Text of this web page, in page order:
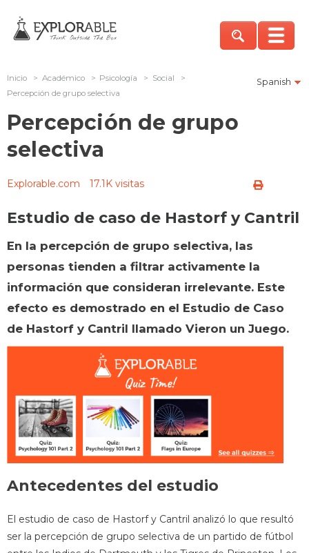
Spanish
Inicio > Académico > Psicología > Social
>
Percepción de grupo selectiva
Percepción de grupo
selectiva
Explorable.com 17.1K visitas
Estudio de caso de Hastorf y Cantril
En la percepción de grupo selectiva, las
personas tienden a filtrar activamente la
información que consideran irrelevante. Este
efecto es demostrado en el Estudio de Caso
de Hastorf y Cantril llamado Vieron un Juego.
Antecedentes del estudio
El estudio de caso de Hastorf y Cantril analizó lo que resultó
ser la percepción de grupo selectiva de un partido de fútbol